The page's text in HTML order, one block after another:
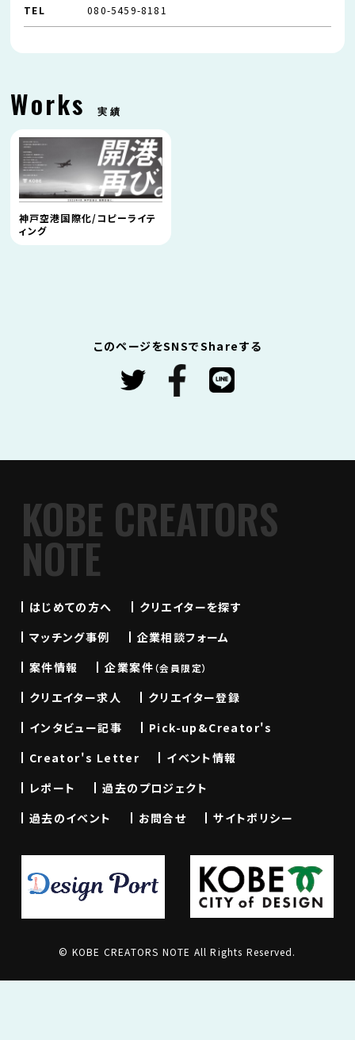
TEL 080-5459-8181
Works 実績
神戸空港国際化/コピーライテ
ィング
このページをSNSでShareする
KOBE CREATORS
NOTE
はじめての方へ
クリエイターを探す
マッチング事例
企業相談フォーム
案件情報
企業案件（会員限定）
クリエイター求人
クリエイター登録
インタビュー記事
Pick-up&Creator's
Creator's Letter
イベント情報
レポート
過去のプロジェクト
過去のイベント
お問合せ サイトポリシー
© KOBE CREATORS NOTE All Rights Reserved.